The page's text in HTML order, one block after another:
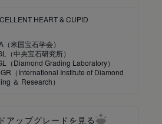
HEART & CUPID
（米国宝石学会）
（中央宝石研究所）
（Diamond Grading Laboratory）
（International Institute of Diamond
＆ Research）
アップグレードを見る